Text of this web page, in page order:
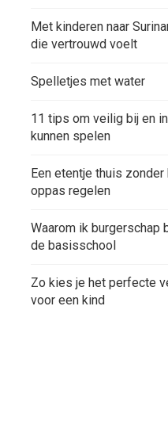
Met kinderen naar
die vertrouwd voelt
Spelletjes met water
11 tips om veilig bij en
kunnen spelen
Een etentje thuis
oppas regelen
Waarom ik burgerschap
de basisschool
Zo kies je het perfecte
voor een kind